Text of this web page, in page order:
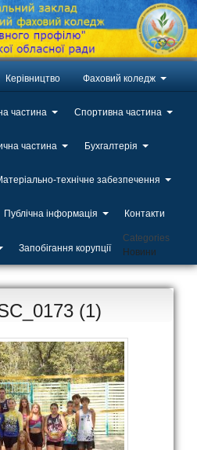
Керівництво Фаховий коледж
частина Спортивна частина
частина Бухгалтерія
технічне забезпечення
Публічна інформація Контакти
Запобігання корупції
Categories
Новини
(1)